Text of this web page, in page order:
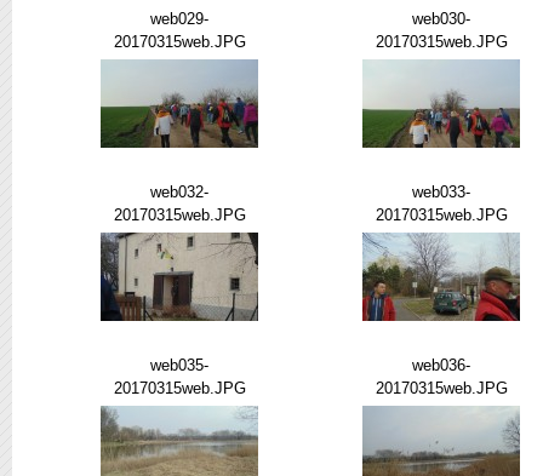
web029-
20170315web.JPG
web030-
20170315web.JPG
web032-
20170315web.JPG
web033-
20170315web.JPG
web035-
20170315web.JPG
web036-
20170315web.JPG